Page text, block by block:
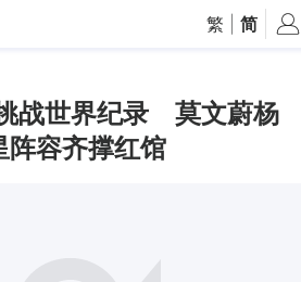
繁 简
战世界纪录 莫文蔚杨
阵容齐撑红馆